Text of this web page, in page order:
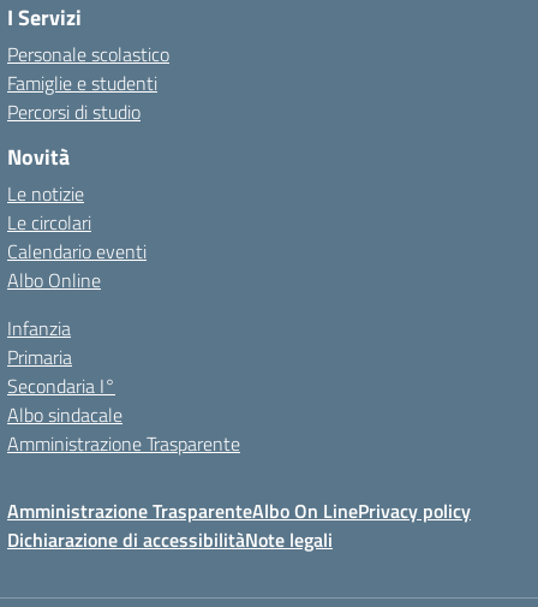
I Servizi
Personale scolastico
Famiglie e studenti
Percorsi di studio
Novità
Le notizie
Le circolari
Calendario eventi
Albo Online
Infanzia
Primaria
Secondaria I°
Albo sindacale
Amministrazione Trasparente
Amministrazione TrasparenteAlbo On LinePrivacy policy
Dichiarazione di accessibilitàNote legali